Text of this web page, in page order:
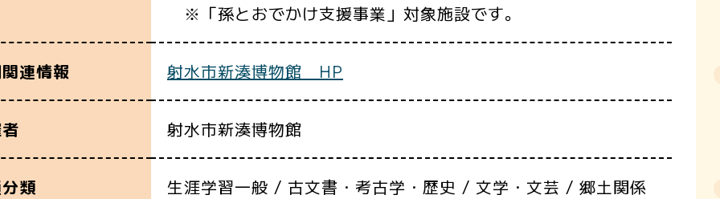
※「孫とおでかけ支援事業」対象施設です。
連情報 射水市新湊博物館 HP
射水市新湊博物館
類 生涯学習一般 / 古文書・考古学・歴史 / 文学・文芸 / 郷土関係